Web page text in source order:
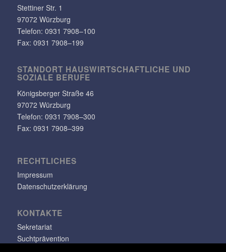
Stet­tiner Str. 1
97072 Würzburg
Telefon: 0931 7908–100
Fax: 0931 7908–199
STANDORT HAUS­WIRT­SCHAFT­LICHE UND
SOZIALE BERUFE
Königs­berger Straße 46
97072 Würzburg
Telefon: 0931 7908–300
Fax: 0931 7908–399
RECHT­LI­CHES
Impressum
Datenschutzerklärung
KONTAKTE
Sekretariat
Suchtprävention